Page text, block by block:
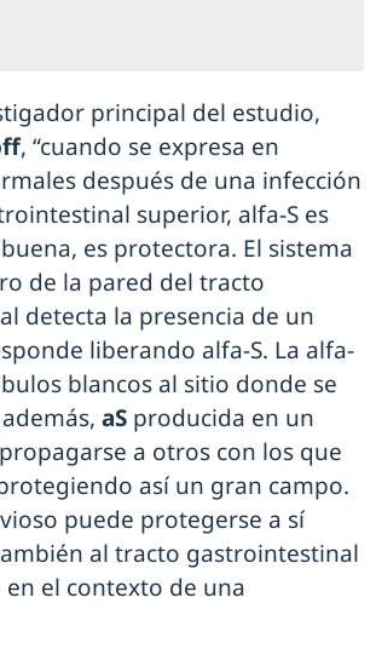
principal del estudio,
, “cuando se expresa en
después de una infección
superior, alfa-S es
es protectora. El sistema
de la pared del tracto
detecta la presencia de un
liberando alfa-S. La alfa-
blancos al sitio donde se
aS producida en un
a otros con los que
así un gran campo.
puede protegerse a sí
al tracto gastrointestinal
el contexto de una